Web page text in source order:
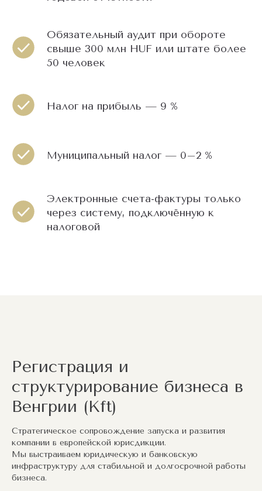
Обязательный аудит при обороте
свыше 300 млн HUF или штате более
50 человек
Налог на прибыль — 9 %
Муниципальный налог — 0–2 %
Электронные счета-фактуры только
через систему, подключённую к
налоговой
Регистрация и
структурирование бизнеса в
Венгрии (Kft)
Стратегическое сопровождение запуска и развития
компании в европейской юрисдикции.
Мы выстраиваем юридическую и банковскую
инфраструктуру для стабильной и долгосрочной работы
бизнеса.